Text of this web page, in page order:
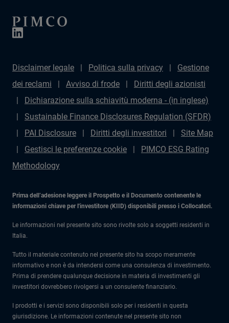
Disclaimer legale Politica sulla privacy
Gestione
dei reclami
Avviso di frode
Diritti degli azionisti
Dichiarazione sulla schiavitù moderna - (in inglese)
Sustainable Finance Disclosures Regulation (SFDR)
PAI Disclosure
Diritti degli investitori
Site Map
Gestisci le preferenze cookie
PIMCO ESG Rating
Methodology
Prima dell’adesione leggere il Prospetto e il Documento contenente le
informazioni chiave per l'investitore (KIID) disponibili presso i Collocatori.
Le informazioni nel presente sito sono rivolte solo a soggetti residenti in
Italia.
Tutto il materiale contenuto nel presente sito ha scopo meramente
informativo e non è da intendersi come una consulenza di investimento.
Prima di prendere qualunque decisione in materia di investimenti gli
investitori dovrebbero rivolgersi a un consulente finanziario.
I prodotti e i servizi sono disponibili solo per i residenti in questa
giurisdizione. Le informazioni contenute nel presente sito non